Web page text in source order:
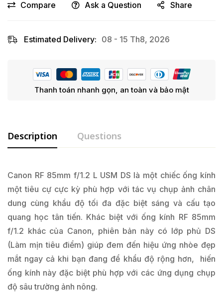
Compare Ask a Question Share
Estimated Delivery: 08 - 15 Th8, 2026
Thanh toán nhanh gọn, an toàn và bảo mật
Description Questions
Canon RF 85mm f/1.2 L USM DS là một chiếc ống kính
một tiêu cự cực kỳ phù hợp với tác vụ chụp ảnh chân
dung cùng khẩu độ tối đa đặc biệt sáng và cấu tạo
quang học tân tiến. Khác biệt với ống kính RF 85mm
f/1.2 khác của Canon, phiên bản này có lớp phủ DS
(Làm mịn tiêu điểm) giúp đem đến hiệu ứng nhòe đẹp
mắt ngay cả khi bạn đang để khẩu độ rộng hơn, hiến
ống kính này đặc biệt phù hợp với các ứng dụng chụp
độ sâu trường ảnh nông.